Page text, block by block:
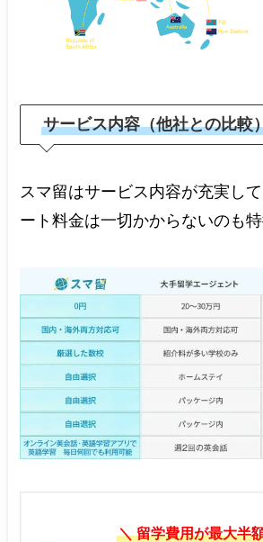
サービス内容（他社との比較
スマ留はサービス内容が充実し
ート料金は一切かからないのも特
＼ 留学費用が最大半